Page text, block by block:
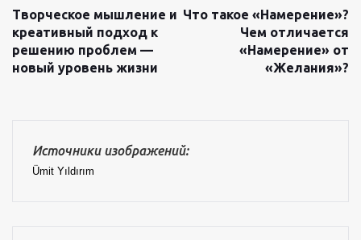
Творческое мышление и
креативный подход к
решению проблем —
новый уровень жизни
Что такое «Намерение»?
Чем отличается
«Намерение» от
«Желания»?
Источники изображений:
Ümit Yıldırım